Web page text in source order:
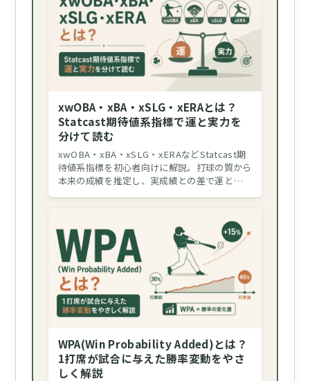
xwOBA・xBA・xSLG・xERAとは？
Statcast期待値系指標で運と実力を
分けて読む
xwOBA・xBA・xSLG・xERAなどStatcast期
待値系指標を初心者向けに解説。打球の質から
本来の成績を推定し、実成績との差で運と…
WPA(Win Probability Added)とは？
1打席が試合に与えた勝率変動をやさ
しく解説